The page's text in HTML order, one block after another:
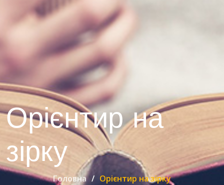
Орієнтир на
зірку
Головна Орієнтир на зірку